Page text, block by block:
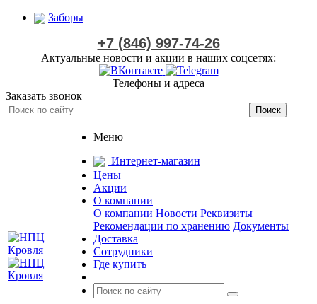
Заборы
+7 (846) 997-74-26
Актуальные новости и акции в наших соцсетях:
Телефоны и адреса
Заказать звонок
Меню
Интернет-магазин
Цены
Акции
О компании
О компании Новости Реквизиты
Рекомендации по хранению Документы
Доставка
Сотрудники
Где купить